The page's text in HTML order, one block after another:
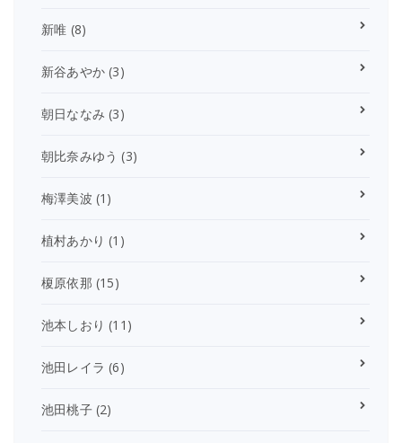
新唯 (8)
新谷あやか (3)
朝日ななみ (3)
朝比奈みゆう (3)
梅澤美波 (1)
植村あかり (1)
榎原依那 (15)
池本しおり (11)
池田レイラ (6)
池田桃子(2)